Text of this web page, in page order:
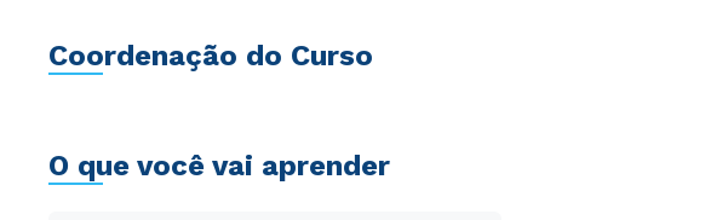
Coordenação do Curso
O que você vai aprender